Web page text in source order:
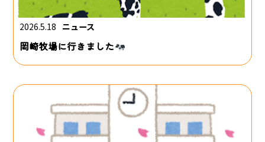
2026.5.18 ニュース
岡崎牧場に行きました